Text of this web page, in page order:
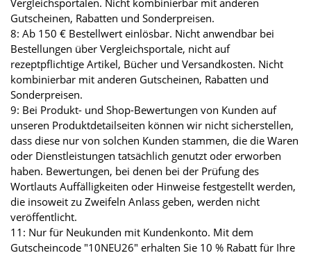
Vergleichsportalen. Nicht kombinierbar mit anderen
Gutscheinen, Rabatten und Sonderpreisen.
8: Ab 150 € Bestellwert einlösbar. Nicht anwendbar bei
Bestellungen über Vergleichsportale, nicht auf
rezeptpflichtige Artikel, Bücher und Versandkosten. Nicht
kombinierbar mit anderen Gutscheinen, Rabatten und
Sonderpreisen.
9: Bei Produkt- und Shop-Bewertungen von Kunden auf
unseren Produktdetailseiten können wir nicht sicherstellen,
dass diese nur von solchen Kunden stammen, die die Waren
oder Dienstleistungen tatsächlich genutzt oder erworben
haben. Bewertungen, bei denen bei der Prüfung des
Wortlauts Auffälligkeiten oder Hinweise festgestellt werden,
die insoweit zu Zweifeln Anlass geben, werden nicht
veröffentlicht.
11: Nur für Neukunden mit Kundenkonto. Mit dem
Gutscheincode "10NEU26" erhalten Sie 10 % Rabatt für Ihre